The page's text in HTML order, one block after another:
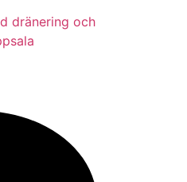
dränering och